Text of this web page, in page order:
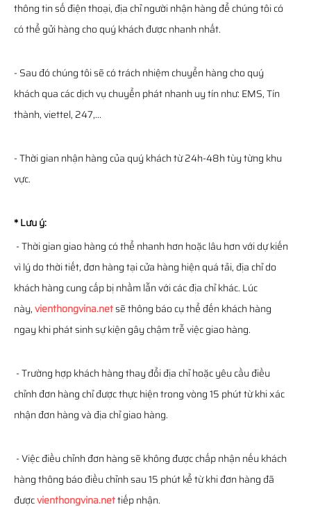
thông tin số điện thoại, địa chỉ người nhận hàng để chúng tôi có
có thể gửi hàng cho quý khách được nhanh nhất.
- Sau đó chúng tôi sẽ có trách nhiệm chuyển hàng cho quý
khách qua các dịch vụ chuyển phát nhanh uy tín như: EMS, Tín
thành, viettel, 247,...
- Thời gian nhận hàng của quý khách từ 24h-48h tùy từng khu
vực.
* Lưu ý:
- Thời gian giao hàng có thể nhanh hơn hoặc lâu hơn với dự kiến
vì lý do thời tiết, đơn hàng tại cửa hàng hiện quá tải, địa chỉ do
khách hàng cung cấp bị nhầm lẫn với các địa chỉ khác. Lúc
này,vienthongvina.netsẽ thông báo cụ thể đến khách hàng
ngay khi phát sinh sự kiện gây chậm trễ việc giao hàng.
- Trường hợp khách hàng thay đổi địa chỉ hoặc yêu cầu điều
chỉnh đơn hàng chỉ được thực hiện trong vòng 15 phút từ khi xác
nhận đơn hàng và địa chỉ giao hàng.
- Việc điều chỉnh đơn hàng sẽ không được chấp nhận nếu khách
hàng thông báo điều chỉnh sau 15 phút kể từ khi đơn hàng đã
đượcvienthongvina.nettiếp nhận.